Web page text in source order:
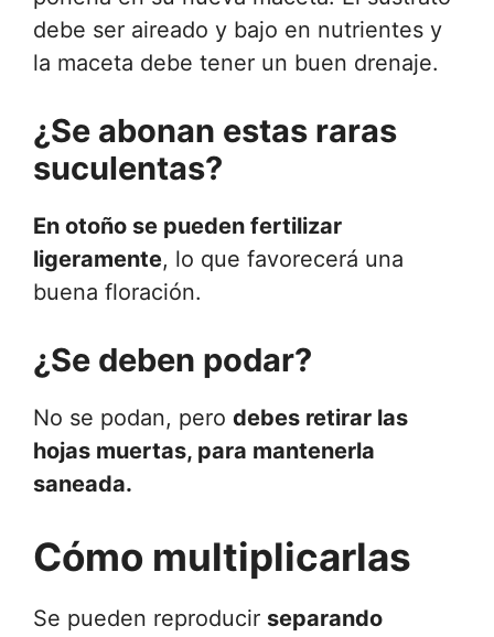
debe ser aireado y bajo en nutrientes y
la maceta debe tener un buen drenaje.
¿Se abonan estas raras
suculentas?
En otoño se pueden fertilizar
ligeramente, lo que favorecerá una
buena floración.
¿Se deben podar?
No se podan, pero debes retirar las
hojas muertas, para mantenerla
saneada.
Cómo multiplicarlas
Se pueden reproducir separando